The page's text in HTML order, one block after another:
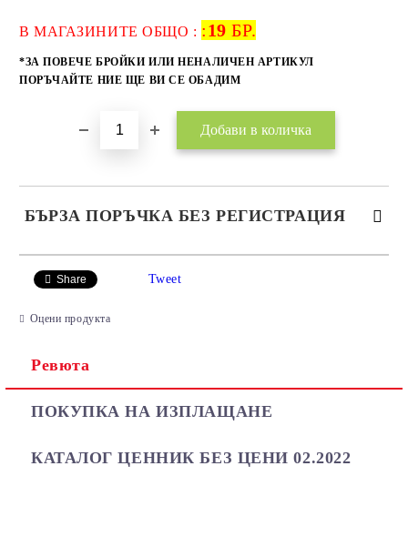
В МАГАЗИНИТЕ ОБЩО : :19 БР.
*ЗА ПОВЕЧЕ БРОЙКИ ИЛИ НЕНАЛИЧЕН АРТИКУЛ
ПОРЪЧАЙТЕ НИЕ ЩЕ ВИ СЕ ОБАДИМ
БЪРЗА ПОРЪЧКА БЕЗ РЕГИСТРАЦИЯ
Ние ще се свържем с вас в рамките на работния ден.
Share Tweet
Оцени продукта
Ревюта
ПОКУПКА НА ИЗПЛАЩАНЕ
КАТАЛОГ ЦЕННИК БЕЗ ЦЕНИ 02.2022